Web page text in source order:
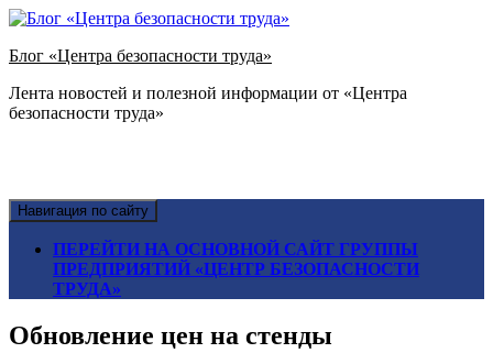
Блог «Центра безопасности труда»
Лента новостей и полезной информации от «Центра
безопасности труда»
Навигация по сайту
ПЕРЕЙТИ НА ОСНОВНОЙ САЙТ ГРУППЫ
ПРЕДПРИЯТИЙ «ЦЕНТР БЕЗОПАСНОСТИ
ТРУДА»
Обновление цен на стенды